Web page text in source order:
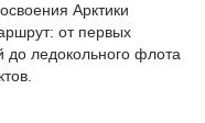
Арктики
от первых
до ледокольного флота